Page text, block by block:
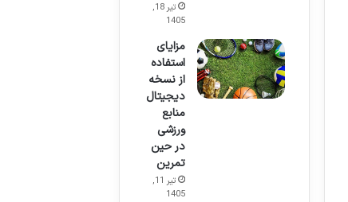
تیر 18,
1405
مزایای
استفاده
از نسخه
دیجیتال
منابع
ورزشی
در حین
تمرین
تیر 11,
1405